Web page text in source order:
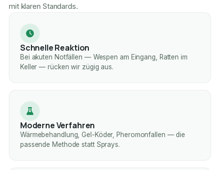
mit klaren Standards.
Schnelle Reaktion
Bei akuten Notfällen — Wespen am Eingang, Ratten im
Keller — rücken wir zügig aus.
Moderne Verfahren
Wärmebehandlung, Gel-Köder, Pheromonfallen — die
passende Methode statt Sprays.